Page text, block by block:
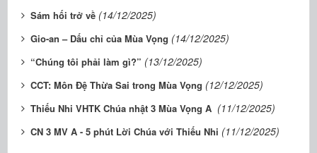
Sám hối trở về (14/12/2025)
Gio-an – Dấu chỉ của Mùa Vọng (14/12/2025)
“Chúng tôi phải làm gì?” (13/12/2025)
CCT: Môn Đệ Thừa Sai trong Mùa Vọng (12/12/2025)
Thiếu Nhi VHTK Chúa nhật 3 Mùa Vọng A ​​​​​​​ (11/12/2025)
CN 3 MV A - 5 phút Lời Chúa với Thiếu Nhi (11/12/2025)